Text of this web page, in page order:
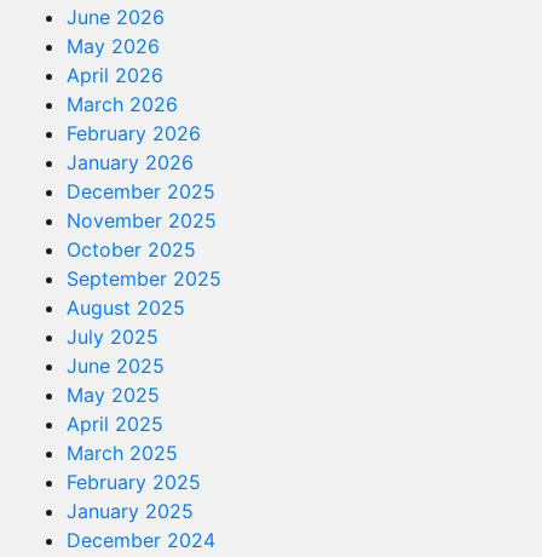
June 2026
May 2026
April 2026
March 2026
February 2026
January 2026
December 2025
November 2025
October 2025
September 2025
August 2025
July 2025
June 2025
May 2025
April 2025
March 2025
February 2025
January 2025
December 2024